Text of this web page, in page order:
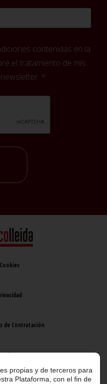
contenidas en la
el tratamiento de mis
de Contratación
propias y de terceros para
Plataforma, con el fin de